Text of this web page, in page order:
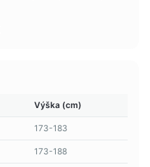
Výška (cm)
173-183
173-188